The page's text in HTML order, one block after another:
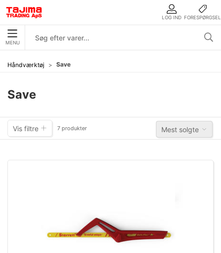
LOG IND FORESPØRGSEL
MENU
Håndværktøj Save
Save
Vis filtre 7 produkter Mest solgte